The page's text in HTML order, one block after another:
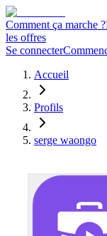
Comment ça marche ?
les offres
Se connecter
Accueil
Profils
serge waongo